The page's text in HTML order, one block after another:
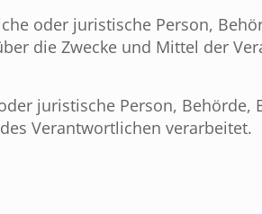
oder juristische Person,
die Zwecke und Mittel der
juristische Person,
Verantwortlichen verarbeitet.